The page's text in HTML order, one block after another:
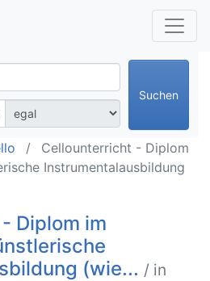
Suchen
Cellounterricht - Diplom
Instrumentalausbildung
Diplom im
(wie... / in